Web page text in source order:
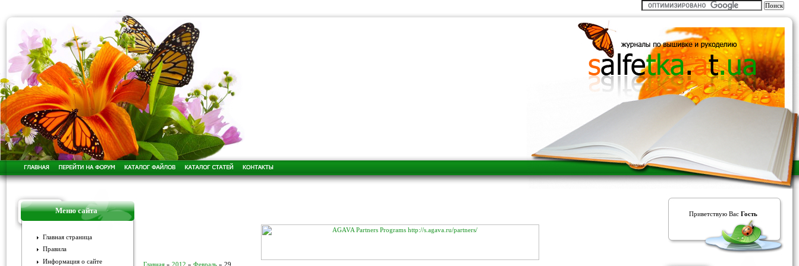
Меню сайта
Главная страница
Правила
Информация о сайте
Главная » 2012 » Февраль » 29
Приветствую Вас Гость